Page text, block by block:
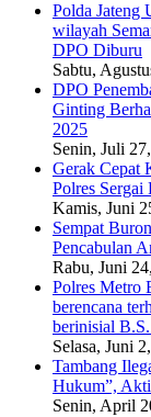
Polda Jateng
wilayah
DPO Diburu
Sabtu,
DPO
Ginting
2025
Senin, Juli
Gerak Cepat
Polres Sergai
Kamis, Juni
Sempat
Pencabulan
Rabu, Juni
Polres Metro
berencana
berinisial
Selasa, Juni
Tambang
Hukum”,
Senin, April